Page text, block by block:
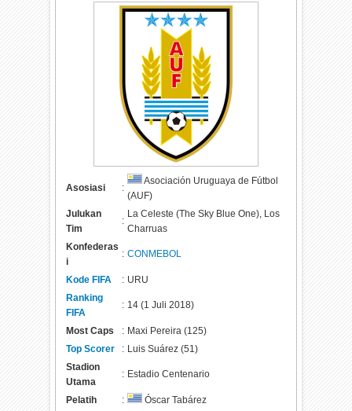
Asosiasi :
Asociación Uruguaya de Fútbol
(AUF)
Julukan
Tim
:
La Celeste (The Sky Blue One), Los
Charruas
Konfederas
i
: CONMEBOL
Kode FIFA : URU
Ranking
FIFA
: 14 (1 Juli 2018)
Most Caps : Maxi Pereira (125)
Top Scorer
: Luis Suárez (51)
Stadion
Utama
: Estadio Centenario
Pelatih : Óscar Tabárez